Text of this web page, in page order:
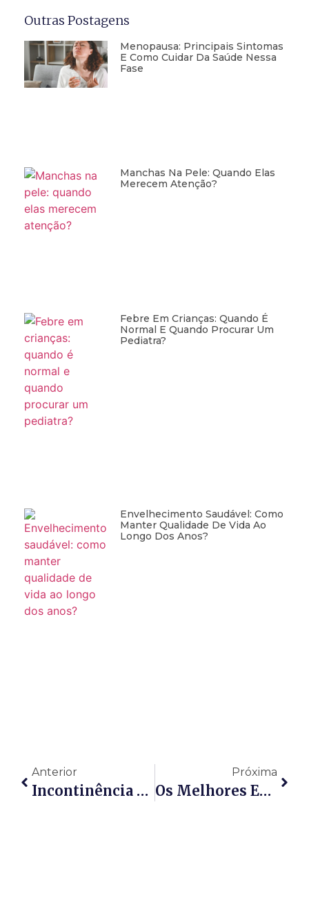
Outras Postagens
Menopausa: Principais Sintomas
E Como Cuidar Da Saúde Nessa
Fase
Manchas Na Pele: Quando Elas
Merecem Atenção?
Febre Em Crianças: Quando É
Normal E Quando Procurar Um
Pediatra?
Envelhecimento Saudável: Como
Manter Qualidade De Vida Ao
Longo Dos Anos?
Anterior
Incontinência Urinária E Fecal: Como A Fisioterapia Atua Neste Tratamento
Próxima
Os Melhores Exercícios Físicos Para Idosos